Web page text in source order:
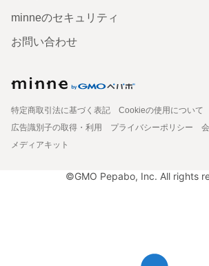
minneのセキュリティ
お問い合わせ
特定商取引法に基づく表記
Cookieの使用について
広告識別子の取得・利用
プライバシーポリシー
メディアキット
©GMO Pepabo, Inc. All rights